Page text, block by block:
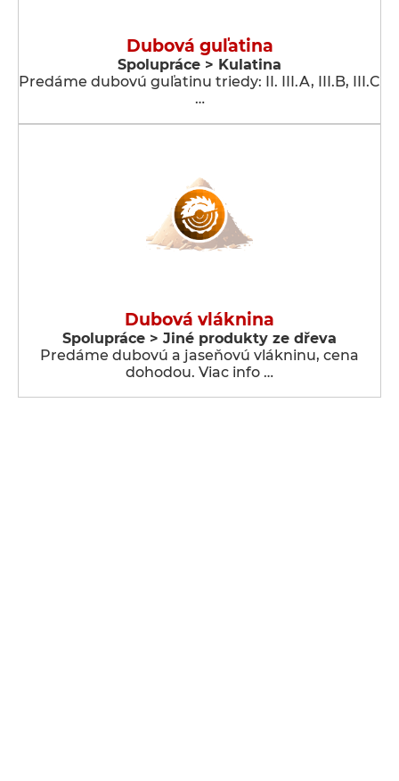
Dubová guľatina
Spolupráce > Kulatina
Predáme dubovú guľatinu triedy: II. III.A, III.B, III.C
…
Dubová vláknina
Spolupráce > Jiné produkty ze dřeva
Predáme dubovú a jaseňovú vlákninu, cena
dohodou. Viac info …